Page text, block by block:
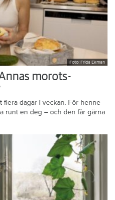
Foto: Frida Ekman
morots-
flera dagar i veckan. För henne
runt en deg – och den får gärna